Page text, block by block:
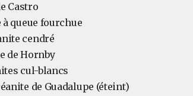
Castro
queue fourchue
cendré
de Hornby
cul-blancs
de Guadalupe (éteint)